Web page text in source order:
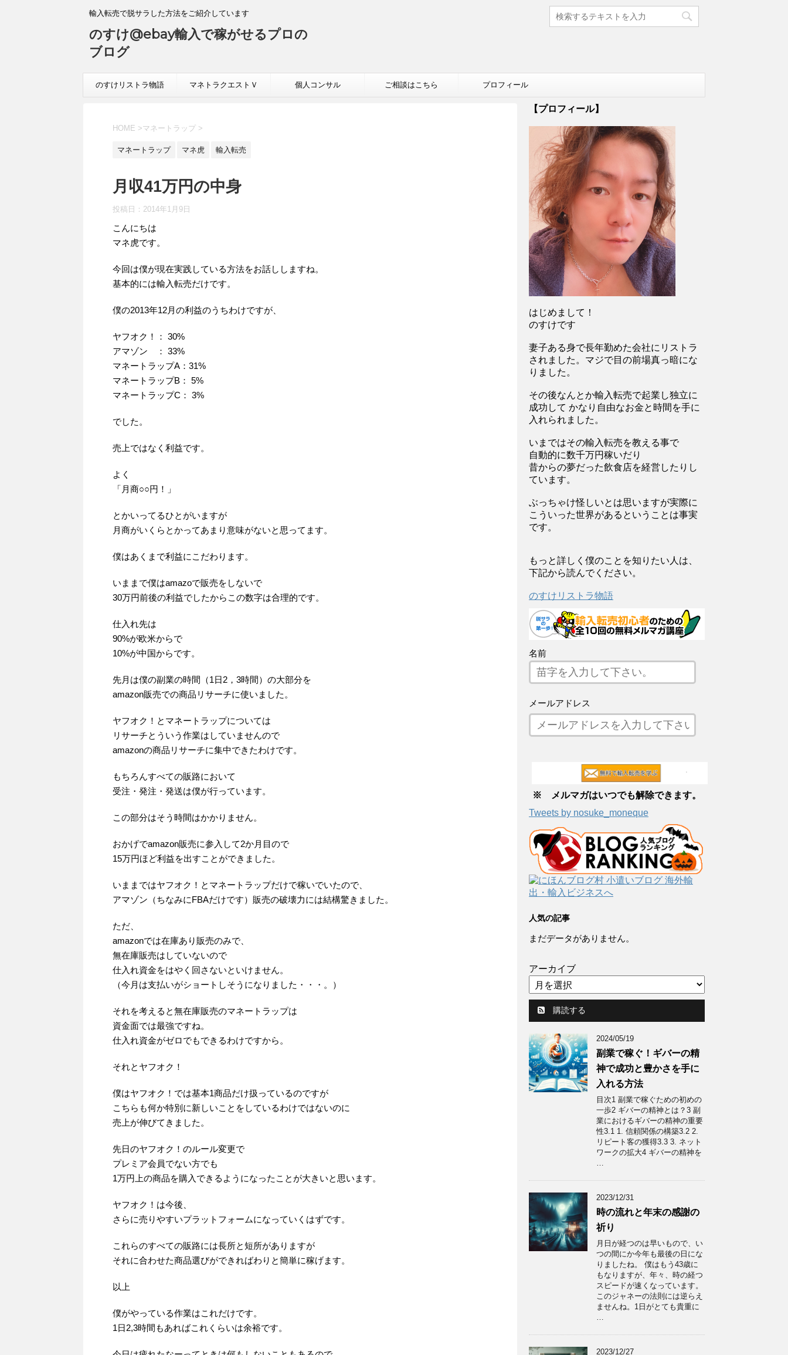
輸入転売で脱サラした方法をご紹介しています
のすけ@ebay輸入で稼がせるプロの
ブログ
のすけリストラ物語 マネトラクエストＶ 個人コンサル ご相談はこちら プロフィール
HOME >マネートラップ >
マネートラップ マネ虎 輸入転売
月収41万円の中身
投稿日： 2014年1月9日
こんにちは
マネ虎です。
今回は僕が現在実践している方法をお話ししますね。
基本的には輸入転売だけです。
僕の2013年12月の利益のうちわけですが、
ヤフオク！： 30%
アマゾン ： 33%
マネートラップA：31%
マネートラップB： 5%
マネートラップC： 3%
でした。
売上ではなく利益です。
よく
「月商○○円！」
とかいってるひとがいますが
月商がいくらとかってあまり意味がないと思ってます。
僕はあくまで利益にこだわります。
いままで僕はamazoで販売をしないで
30万円前後の利益でしたからこの数字は合理的です。
仕入れ先は
90%が欧米からで
10%が中国からです。
先月は僕の副業の時間（1日2，3時間）の大部分を
amazon販売での商品リサーチに使いました。
ヤフオク！とマネートラップについては
リサーチとういう作業はしていませんので
amazonの商品リサーチに集中できたわけです。
もちろんすべての販路において
受注・発注・発送は僕が行っています。
この部分はそう時間はかかりません。
おかげでamazon販売に参入して2か月目ので
15万円ほど利益を出すことができました。
いままではヤフオク！とマネートラップだけで稼いでいたので、
アマゾン（ちなみにFBAだけです）販売の破壊力には結構驚きました。
ただ、
amazonでは在庫あり販売のみで、
無在庫販売はしていないので
仕入れ資金をはやく回さないといけません。
（今月は支払いがショートしそうになりました・・・。）
それを考えると無在庫販売のマネートラップは
資金面では最強ですね。
仕入れ資金がゼロでもできるわけですから。
それとヤフオク！
僕はヤフオク！では基本1商品だけ扱っているのですが
こちらも何か特別に新しいことをしているわけではないのに
売上が伸びてきました。
先日のヤフオク！のルール変更で
プレミア会員でない方でも
1万円上の商品を購入できるようになったことが大きいと思います。
ヤフオク！は今後、
さらに売りやすいプラットフォームになっていくはずです。
これらのすべての販路には長所と短所がありますが
それに合わせた商品選びができればわりと簡単に稼げます。
以上
僕がやっている作業はこれだけです。
1日2,3時間もあればこれくらいは余裕です。
【プロフィール】
はじめまして！
のすけです
妻子ある身で長年勤めた会社にリストラ
されました。マジで目の前場真っ暗にな
りました。
その後なんとか輸入転売で起業し独立に
成功して かなり自由なお金と時間を手に
入れられました。
いまではその輸入転売を教える事で
自動的に数千万円稼いだり
昔からの夢だった飲食店を経営したりし
ています。
ぶっちゃけ怪しいとは思いますが実際に
こういった世界があるということは事実
です。
もっと詳しく僕のことを知りたい人は、
下記から読んでください。
のすけリストラ物語
名前
メールアドレス
※ メルマガはいつでも解除できます。
Tweets by nosuke_moneque
人気の記事
まだデータがありません。
アーカイブ
購読する
2024/05/19
副業で稼ぐ！ギバーの精
神で成功と豊かさを手に
入れる方法
目次1 副業で稼ぐための初めの
一歩2 ギバーの精神とは？3 副
業におけるギバーの精神の重要
性3.1 1. 信頼関係の構築3.2 2.
リピート客の獲得3.3 3. ネット
ワークの拡大4 ギバーの精神を
2023/12/31
時の流れと年末の感謝の
祈り
月日が経つのは早いもので、い
つの間にか今年も最後の日にな
りましたね。 僕はもう43歳に
もなりますが、年々、時の経つ
スピードが速くなっています。
このジャネーの法則には逆らえ
ませんね。1日がとても貴重に
2023/12/27